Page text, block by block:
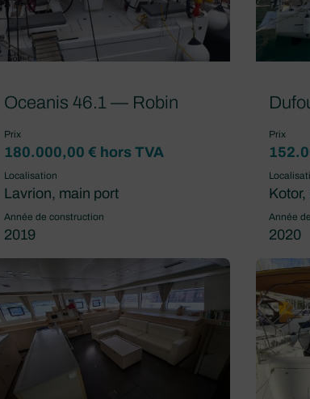
Oceanis 46.1 — Robin
Prix
180.000,00 € hors TVA
Localisation
Lavrion, main port
Année de construction
2019
Prix
Année
2020